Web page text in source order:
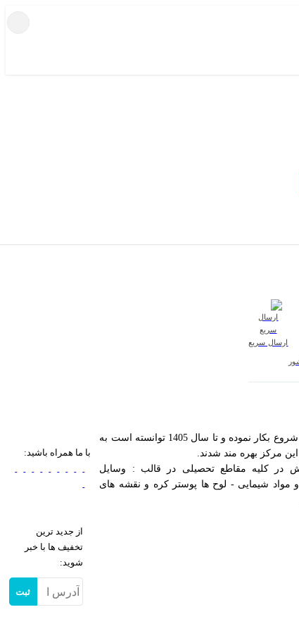
ارسال سریع
مرکز تجهیزات آموزشی آزمایشگاهی کیمیا در راستای اهداف آموزش و ارتقای سطح علمی مراکزآموزشی کشور در مرداد ۱۳۸۵ با ثبت شرکت و فروشگاه شروع بکار نموده و تا سال 1405 توانسته است به
در کلیه مقاطع تحصیلی در قالب : وسایل
مواد شیمایی - لوح ها پوستر کره و نقشه های
با ما همراه باشید:
از جدید ترین
تخفیف ها با خبر
شوید:
ثبت